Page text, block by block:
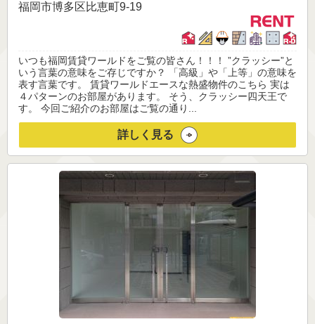
福岡市博多区比恵町9-19
いつも福岡賃貸ワールドをご覧の皆さん！！！ ”クラッシー”と
いう言葉の意味をご存じですか？ 「高級」や「上等」の意味を
表す言葉です。 賃貸ワールドエースな熱盛物件のこちら 実は
４パターンのお部屋があります。 そう、クラッシー四天王で
す。 今回ご紹介のお部屋はご覧の通り...
詳しく見る